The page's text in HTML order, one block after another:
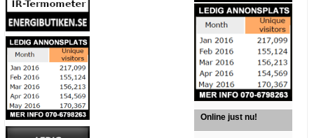
Online just nu!